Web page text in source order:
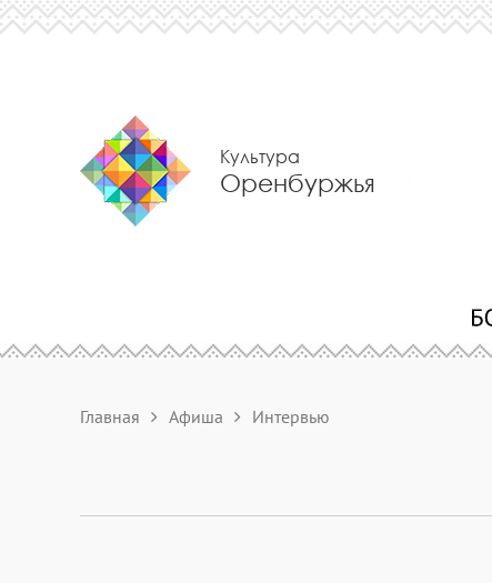
Культура
Оренбуржья
Главная Афиша Интервью